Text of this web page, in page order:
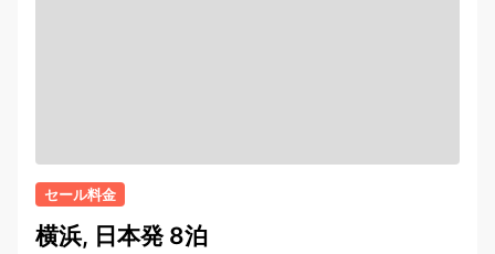
セール料金
横浜, 日本発 8泊